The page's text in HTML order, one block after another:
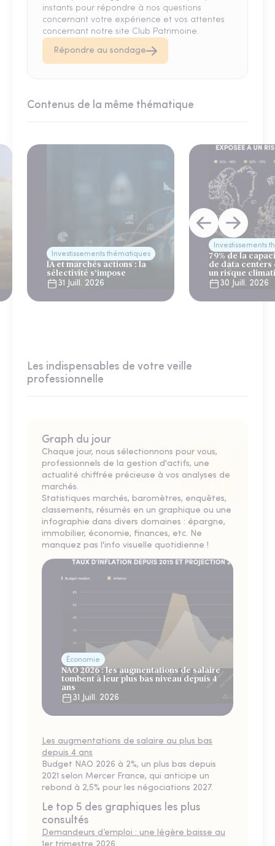
instants pour répondre à nos questions
concernant votre expérience et vos attentes
concernant notre site Club Patrimoine.
Répondre au sondage
Contenus de la même thématique
Investissements thématiques
IA et marchés actions : la
sélectivité s’impose
31 Juill. 2026
Investissements
79% de la
de data centers
un risque
30 Juill. 2026
Les indispensables de votre veille
professionnelle
Graph du jour
Chaque jour, nous sélectionnons pour vous,
professionnels de la gestion d'actifs, une
actualité chiffrée précieuse à vos analyses de
marchés.
Statistiques marchés, baromètres, enquêtes,
classements, résumés en un graphique ou une
infographie dans divers domaines : épargne,
immobilier, économie, finances, etc. Ne
manquez pas l'info visuelle quotidienne !
Économie
NAO 2026 : les augmentations de salaire
tombent à leur plus bas niveau depuis 4
ans
31 Juill. 2026
Les augmentations de salaire au plus bas
depuis 4 ans
Budget NAO 2026 à 2%, un plus bas depuis
2021 selon Mercer France, qui anticipe un
rebond à 2,5% pour les négociations 2027.
Le top 5 des graphiques les plus
consultés
Demandeurs d’emploi : une légère baisse au